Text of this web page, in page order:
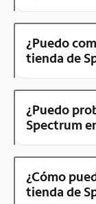
¿Puedo
tienda de
¿Puedo
Spectrum
¿Cómo
tienda de